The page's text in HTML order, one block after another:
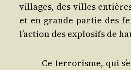
vil­lages, des villes
et en grande par­tie des
l’ac­tion des explo­sifs de
Ce ter­ro­risme, qui